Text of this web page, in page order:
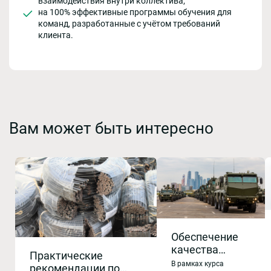
на 100% эффективные программы обучения для
команд, разработанные с учётом требований
клиента.
Вам может быть интересно
Практические
рекомендации по
Обеспечение
качества
продукции при
В рамках курса